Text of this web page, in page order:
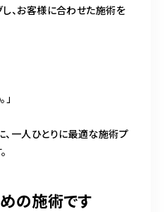
、お客様に合わせた施術を
一人ひとりに最適な施術プ
の施術です